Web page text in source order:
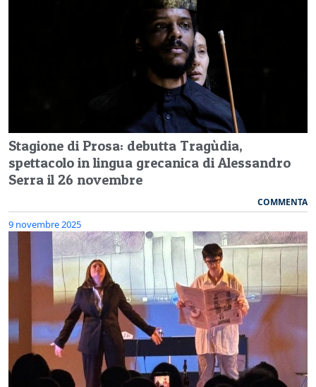
Stagione di Prosa: debutta Tragùdia,
spettacolo in lingua grecanica di Alessandro
Serra il 26 novembre
COMMENTA
9 novembre 2025